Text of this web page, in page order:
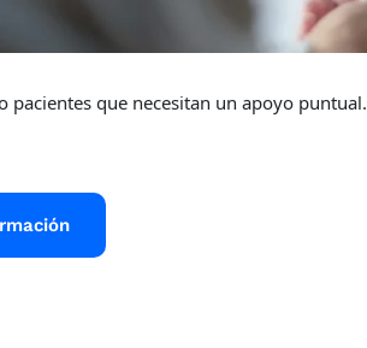
que necesitan un apoyo puntual.